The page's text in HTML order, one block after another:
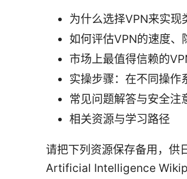
为什么选择VPN来实
如何评估VPN的速度、
市场上最值得信赖的
实操步骤：在不同操作
常见问题解答与安全注
相关资源与学习路径
请把下列资源保存备用，
Artificial Intelligence